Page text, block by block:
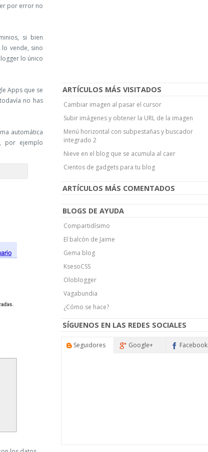
por error no
si bien
vende, sino
lo único
Apps que se
no has
automática
por ejemplo
ARTÍCULOS MÁS VISITADOS
Cambiar imagen al pasar el cursor
Subir imágenes y obtener la URL de la imagen
Menú horizontal con subpestañas y buscador
integrado 2
Nieve en el blog que se acumula al caer
Cientos de gadgets para tu blog
ARTÍCULOS MÁS COMENTADOS
BLOGS DE AYUDA
Compartidísimo
El balcón de Jaime
Gema blog
KsesoCSS
Oloblogger
Vagabundia
¿Cómo se hace?
SÍGUENOS EN LAS REDES SOCIALES
Seguidores Google+ Facebook